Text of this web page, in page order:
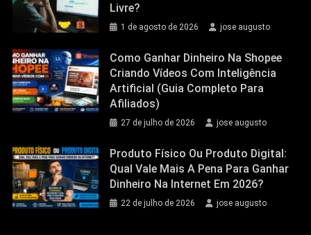
Livre?
1 de agosto de 2026 jose augusto
Como Ganhar Dinheiro Na Shopee
Criando Vídeos Com Inteligência
Artificial (Guia Completo Para
Afiliados)
27 de julho de 2026 jose augusto
Produto Físico Ou Produto Digital:
Qual Vale Mais A Pena Para Ganhar
Dinheiro Na Internet Em 2026?
22 de julho de 2026 jose augusto